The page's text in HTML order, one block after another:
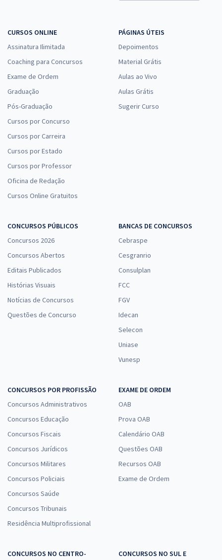
CURSOS ONLINE
Assinatura Ilimitada
Coaching para Concursos
Exame de Ordem
Graduação
Pós-Graduação
Cursos por Concurso
Cursos por Carreira
Cursos por Estado
Cursos por Professor
Oficina de Redação
Cursos Online Gratuitos
PÁGINAS ÚTEIS
Depoimentos
Material Grátis
Aulas ao Vivo
Aulas Grátis
Sugerir Curso
CONCURSOS PÚBLICOS
Concursos 2026
Concursos Abertos
Editais Publicados
Histórias Visuais
Notícias de Concursos
Questões de Concurso
BANCAS DE CONCURSOS
Cebraspe
Cesgranrio
Consulplan
FCC
FGV
Idecan
Selecon
Uniase
Vunesp
CONCURSOS POR PROFISSÃO
Concursos Administrativos
Concursos Educação
Concursos Fiscais
Concursos Jurídicos
Concursos Militares
Concursos Policiais
Concursos Saúde
Concursos Tribunais
Residência Multiprofissional
EXAME DE ORDEM
OAB
Prova OAB
Calendário OAB
Questões OAB
Recursos OAB
Exame de Ordem
CONCURSOS NO CENTRO-
CONCURSOS NO SUL E